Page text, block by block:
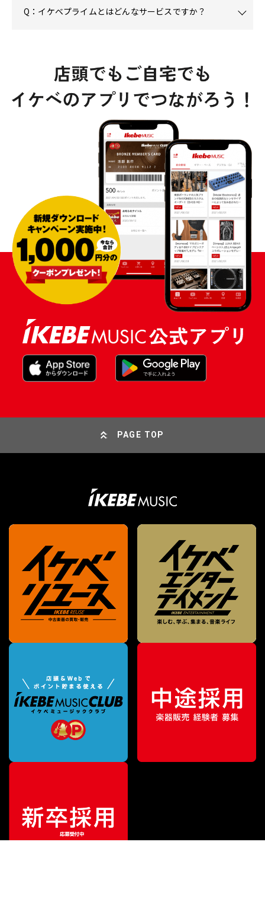
販売価格¥18,700（税込）
Q：イケベプライムとはどんなサービスですか？
PAGE TOP